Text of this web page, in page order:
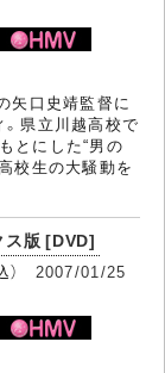
矢口史靖監督に
。県立川越高校で
とにした“男の
校生の大騒動を
ス版 [DVD]
） 2007/01/25